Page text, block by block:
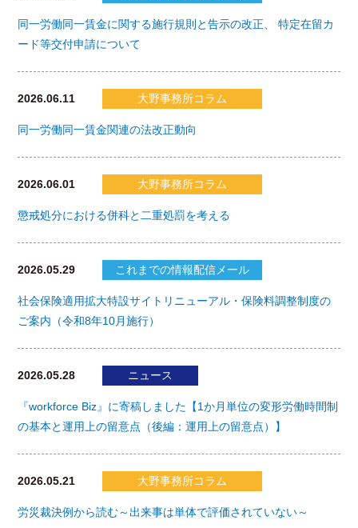
同一労働同一賃金に関する施行規則と告示の改正、 特定在留カ
ード等交付申請について
2026.06.11 大野事務所コラム
同一労働同一賃金関連の法改正動向
2026.06.01 大野事務所コラム
懲戒処分における併科と二重処罰を考える
2026.05.29 これまでの情報配信メール
社会保険適用拡大特設サイトリニューアル・保険料調整制度の
ご案内（令和8年10月施行）
2026.05.28 ニュース
『workforce Biz』に寄稿しました【1か月単位の変形労働時間制
の基本と運用上の留意点（後編：運用上の留意点）】
2026.05.21 大野事務所コラム
労災裁決例から読む～出来事は単体で評価されていない～